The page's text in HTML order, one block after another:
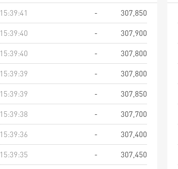
15:39:41
-
307,850
15:39:40
-
307,900
15:39:40
-
307,800
15:39:39
-
307,800
15:39:39
-
307,850
15:39:38
-
307,700
15:39:36
-
307,400
15:39:35
-
307,450